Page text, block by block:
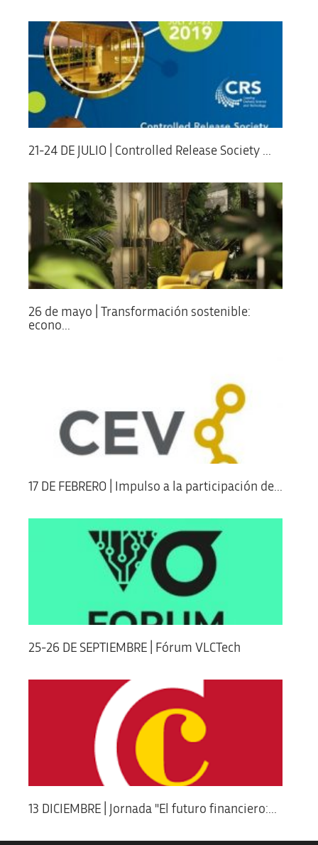
21-24 DE JULIO | Controlled Release Society ...
26 de mayo | Transformación sostenible:
econo...
17 DE FEBRERO | Impulso a la participación de...
25-26 DE SEPTIEMBRE | Fórum VLCTech
13 DICIEMBRE | Jornada "El futuro financiero:...